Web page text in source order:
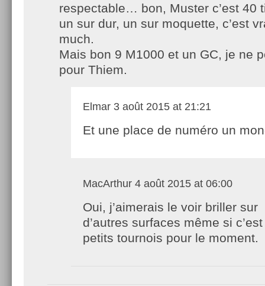
respectable… bon, Muster c’est 40
un sur dur, un sur moquette, c’est
much.
Mais bon 9 M1000 et un GC, je ne
pour Thiem.
Elmar 3 août 2015 at 21:21
Et une place de numéro un
MacArthur 4 août 2015 at 06:00
Oui, j’aimerais le voir briller sur
d’autres surfaces même si
petits tournois pour le moment.